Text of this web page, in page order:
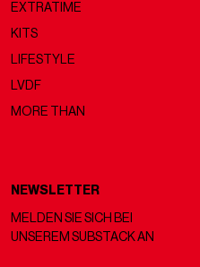
EXTRATIME
KITS
LIFESTYLE
LVDF
MORE THAN
NEWSLETTER
MELDEN SIE SICH BEI
UNSEREM SUBSTACK AN